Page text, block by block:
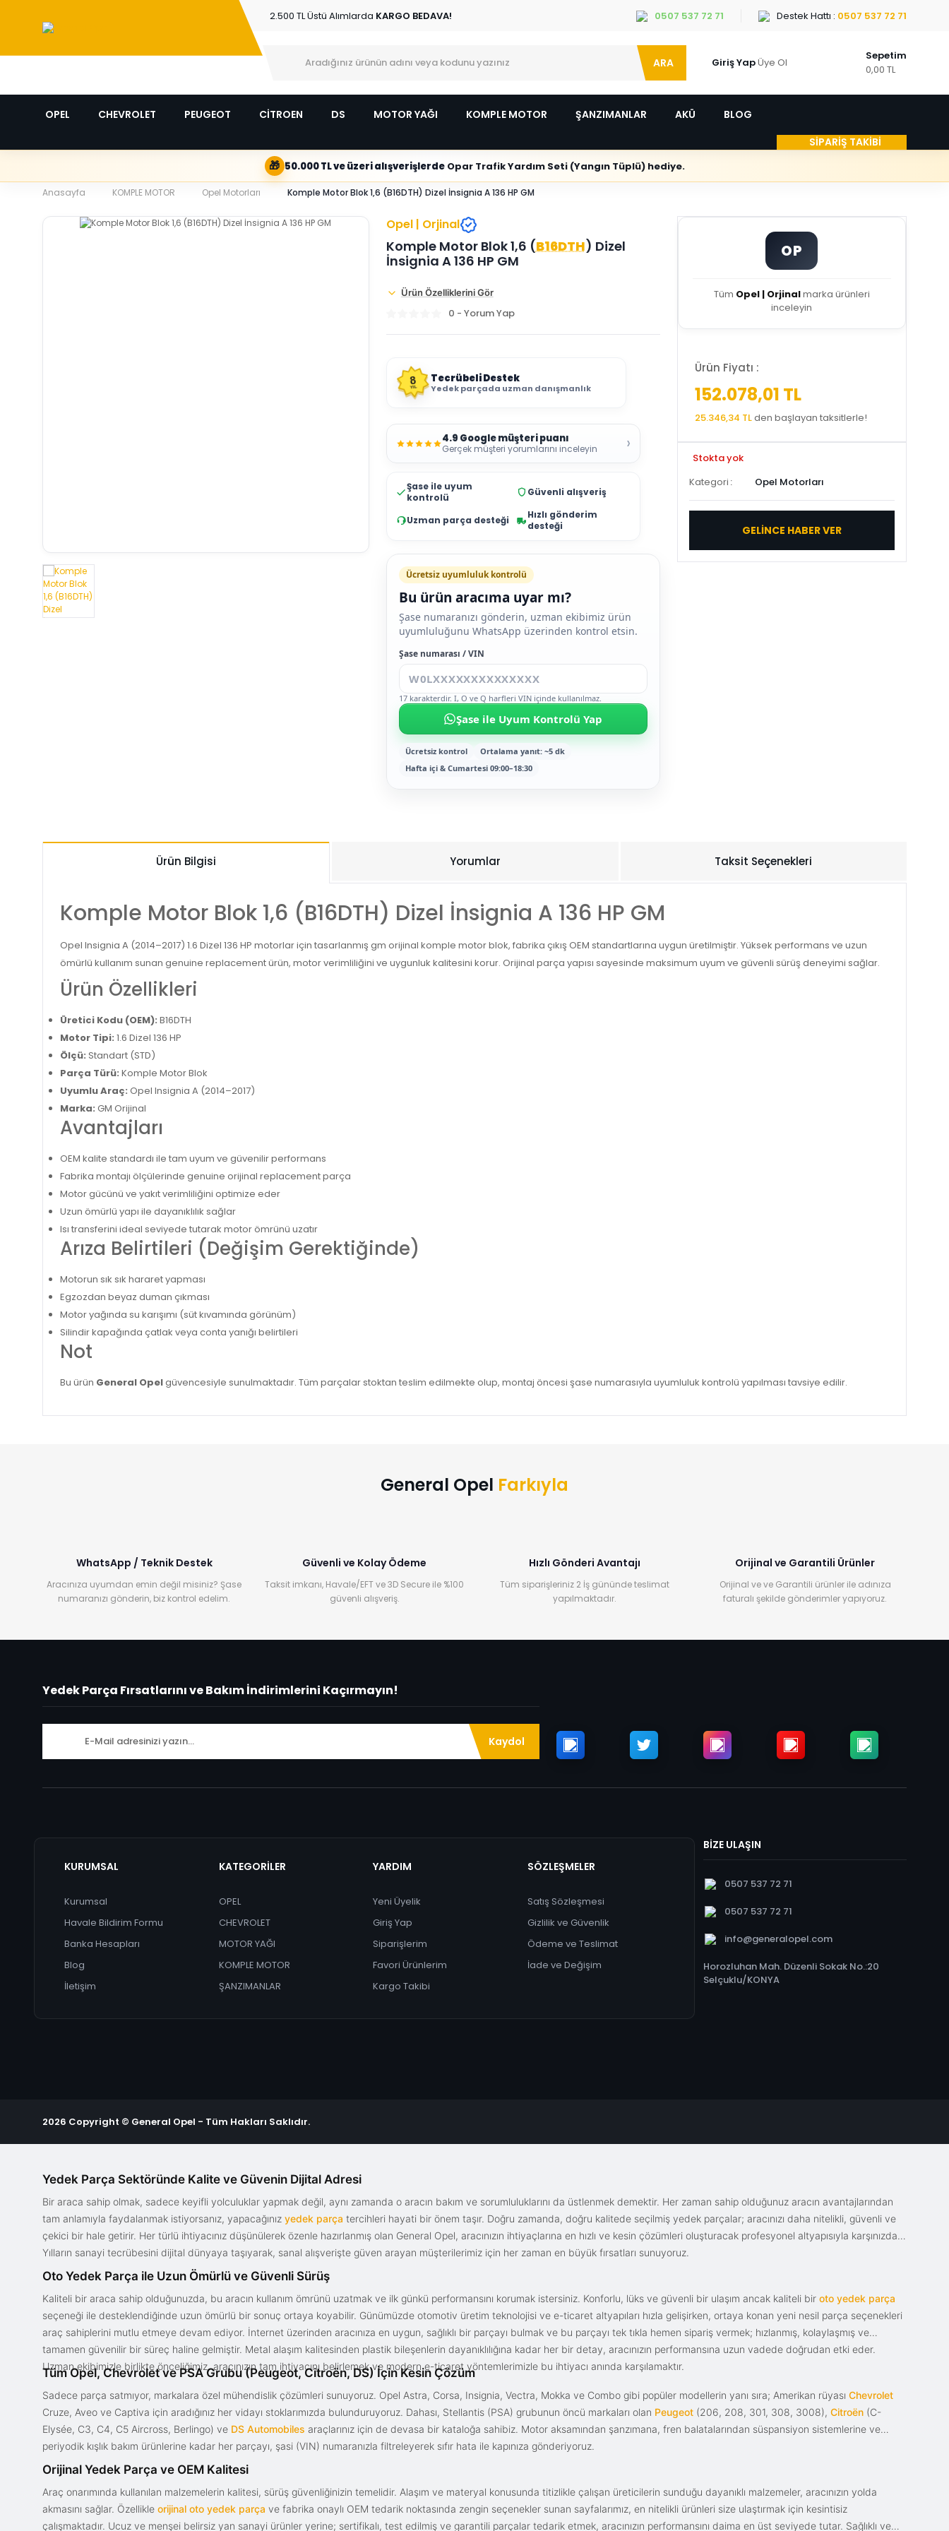
2.500 TL Üstü Alımlarda KARGO BEDAVA! 0507 537 72 71 Destek Hattı : 0507 537 72 71
ARA Giriş YapÜye Ol
Sepetim
0,00 TL
OPEL CHEVROLET PEUGEOT CİTROEN DS MOTOR YAĞI KOMPLE MOTOR ŞANZIMANLAR AKÜ
BLOG
SİPARİŞ TAKİBİ
🎁 50.000 TL ve üzeri alışverişlerdeOpar Trafik Yardım Seti (Yangın Tüplü) hediye.
Anasayfa KOMPLE MOTOR Opel Motorları Komple Motor Blok 1,6 (B16DTH) Dizel İnsignia A 136 HP GM
Opel | Orjinal
Komple Motor Blok 1,6 (B16DTH) Dizel
İnsignia A 136 HP GM
Ürün Özelliklerini Gör
0 - Yorum Yap
8
YIL
Tecrübeli Destek
Yedek parçada uzman danışmanlık
4.9 Google müşteri puanı
Gerçek müşteri yorumlarını inceleyin ›
Şase ile uyum
kontrolü
Güvenli alışveriş
Uzman parça desteği
Hızlı gönderim
desteği
Ücretsiz uyumluluk kontrolü
Bu ürün aracıma uyar mı?
Şase numaranızı gönderin, uzman ekibimiz ürün
uyumluluğunu WhatsApp üzerinden kontrol etsin.
Şase numarası / VIN
17 karakterdir. I, O ve Q harfleri VIN içinde kullanılmaz.
Şase ile Uyum Kontrolü Yap
Ücretsiz kontrol
Ortalama yanıt: ~5 dk
Hafta içi & Cumartesi 09:00–18:30
OP
Tüm Opel | Orjinalmarka ürünleri
inceleyin
Ürün Fiyatı :
152.078,01 TL
25.346,34 TLden başlayan taksitlerle!
Stokta yok
Kategori
Opel Motorları
GELİNCE HABER VER
Ürün Bilgisi Yorumlar Taksit Seçenekleri
Komple Motor Blok 1,6 (B16DTH) Dizel İnsignia A 136 HP GM
Opel Insignia A (2014–2017) 1.6 Dizel 136 HP motorlar için tasarlanmış gm orijinal komple motor blok, fabrika çıkış OEM standartlarına uygun üretilmiştir. Yüksek performans ve uzun
ömürlü kullanım sunan genuine replacement ürün, motor verimliliğini ve uygunluk kalitesini korur. Orijinal parça yapısı sayesinde maksimum uyum ve güvenli sürüş deneyimi sağlar.
Ürün Özellikleri
Üretici Kodu (OEM): B16DTH
Motor Tipi: 1.6 Dizel 136 HP
Ölçü: Standart (STD)
Parça Türü: Komple Motor Blok
Uyumlu Araç: Opel Insignia A (2014–2017)
Marka: GM Orijinal
Avantajları
OEM kalite standardı ile tam uyum ve güvenilir performans
Fabrika montajı ölçülerinde genuine orijinal replacement parça
Motor gücünü ve yakıt verimliliğini optimize eder
Uzun ömürlü yapı ile dayanıklılık sağlar
Isı transferini ideal seviyede tutarak motor ömrünü uzatır
Arıza Belirtileri (Değişim Gerektiğinde)
Motorun sık sık hararet yapması
Egzozdan beyaz duman çıkması
Motor yağında su karışımı (süt kıvamında görünüm)
Silindir kapağında çatlak veya conta yanığı belirtileri
Not
Bu ürün General Opelgüvencesiyle sunulmaktadır. Tüm parçalar stoktan teslim edilmekte olup, montaj öncesi şase numarasıyla uyumluluk kontrolü yapılması tavsiye edilir.
General Opel Farkıyla
WhatsApp / Teknik Destek
Aracınıza uyumdan emin değil misiniz? Şase
numaranızı gönderin, biz kontrol edelim.
Güvenli ve Kolay Ödeme
Taksit imkanı, Havale/EFT ve 3D Secure ile %100
güvenli alışveriş.
Hızlı Gönderi Avantajı
Tüm siparişleriniz 2 İş gününde teslimat
yapılmaktadır.
Orijinal ve Garantili Ürünler
Orijinal ve ve Garantili ürünler ile adınıza
faturalı şekilde gönderimler yapıyoruz.
Yedek Parça Fırsatlarını ve Bakım İndirimlerini Kaçırmayın!
Kaydol
KURUMSAL
Kurumsal
Havale Bildirim Formu
Banka Hesapları
Blog
İletişim
KATEGORİLER
OPEL
CHEVROLET
MOTOR YAĞI
KOMPLE MOTOR
ŞANZIMANLAR
YARDIM
Yeni Üyelik
Giriş Yap
Siparişlerim
Favori Ürünlerim
Kargo Takibi
SÖZLEŞMELER
Satış Sözleşmesi
Gizlilik ve Güvenlik
Ödeme ve Teslimat
İade ve Değişim
BİZE ULAŞIN
0507 537 72 71
0507 537 72 71
info@generalopel.com
Horozluhan Mah. Düzenli Sokak No.:20
Selçuklu/KONYA
2026 Copyright © General Opel - Tüm Hakları Saklıdır.
Yedek Parça Sektöründe Kalite ve Güvenin Dijital Adresi
Bir araca sahip olmak, sadece keyifli yolculuklar yapmak değil, aynı zamanda o aracın bakım ve sorumluluklarını da üstlenmek demektir. Her zaman sahip olduğunuz aracın avantajlarından
tam anlamıyla faydalanmak istiyorsanız, yapacağınız yedek parça tercihleri hayati bir önem taşır. Doğru zamanda, doğru kalitede seçilmiş yedek parçalar; aracınızı daha nitelikli, güvenli ve
çekici bir hale getirir. Her türlü ihtiyacınız düşünülerek özenle hazırlanmış olan General Opel, aracınızın ihtiyaçlarına en hızlı ve kesin çözümleri oluşturacak profesyonel altyapısıyla karşınızda.
Yılların sanayi tecrübesini dijital dünyaya taşıyarak, sanal alışverişte güven arayan müşterilerimiz için her zaman en büyük fırsatları sunuyoruz.
Oto Yedek Parça ile Uzun Ömürlü ve Güvenli Sürüş
Kaliteli bir araca sahip olduğunuzda, bu aracın kullanım ömrünü uzatmak ve ilk günkü performansını korumak istersiniz. Konforlu, lüks ve güvenli bir ulaşım ancak kaliteli bir oto yedek parça
seçeneği ile desteklendiğinde uzun ömürlü bir sonuç ortaya koyabilir. Günümüzde otomotiv üretim teknolojisi ve e-ticaret altyapıları hızla gelişirken, ortaya konan yeni nesil parça seçenekleri
araç sahiplerini mutlu etmeye devam ediyor. İnternet üzerinden aracınıza en uygun, sağlıklı bir parçayı bulmak ve bu parçayı tek tıkla hemen sipariş vermek; hızlanmış, kolaylaşmış ve
tamamen güvenilir bir süreç haline gelmiştir. Metal alaşım kalitesinden plastik bileşenlerin dayanıklılığına kadar her bir detay, aracınızın performansına uzun vadede doğrudan etki eder.
Uzman ekibimizle birlikte önceliğimiz, aracınızın tam ihtiyacını belirlemek ve modern e-ticaret yöntemlerimizle bu ihtiyacı anında karşılamaktır.
Tüm Opel, Chevrolet ve PSA Grubu (Peugeot, Citroën, DS) İçin Kesin Çözüm
Sadece parça satmıyor, markalara özel mühendislik çözümleri sunuyoruz. Opel Astra, Corsa, Insignia, Vectra, Mokka ve Combo gibi popüler modellerin yanı sıra; Amerikan rüyası Chevrolet
Cruze, Aveo ve Captiva için aradığınız her vidayı stoklarımızda bulunduruyoruz. Dahası, Stellantis (PSA) grubunun öncü markaları olan Peugeot (206, 208, 301, 308, 3008), Citroën (C-
Elysée, C3, C4, C5 Aircross, Berlingo) ve DS Automobiles araçlarınız için de devasa bir kataloğa sahibiz. Motor aksamından şanzımana, fren balatalarından süspansiyon sistemlerine ve
periyodik kışlık bakım ürünlerine kadar her parçayı, şasi (VIN) numaranızla filtreleyerek sıfır hata ile kapınıza gönderiyoruz.
Orijinal Yedek Parça ve OEM Kalitesi
Araç onarımında kullanılan malzemelerin kalitesi, sürüş güvenliğinizin temelidir. Alaşım ve materyal konusunda titizlikle çalışan üreticilerin sunduğu dayanıklı malzemeler, aracınızın yolda
akmasını sağlar. Özellikle orijinal oto yedek parça ve fabrika onaylı OEM tedarik noktasında zengin seçenekler sunan sayfalarımız, en nitelikli ürünleri size ulaştırmak için kesintisiz
çalışmaktadır. Ucuz ve menşei belirsiz yan sanayi ürünler yerine; sertifikalı, test edilmiş ve garantili parçalar tedarik etmek, aracınızın performansını daima en üst seviyede tutar. Sağlıklı ve